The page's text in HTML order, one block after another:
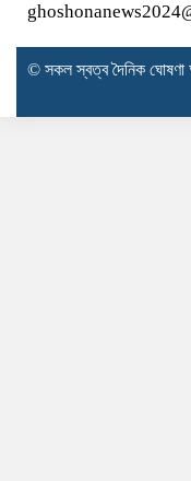
© সকল স্বত্ব দৈনিক ঘোষণা